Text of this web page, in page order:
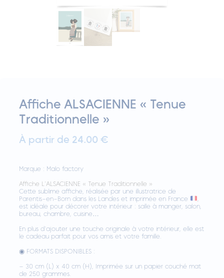
Affiche ALSACIENNE « Tenue
Traditionnelle »
À partir de 24.00 €
Marque : Malo factory
Affiche L’ALSACIENNE « Tenue Traditionnelle »
Cette sublime affiche, réalisée par une illustratrice de
Parentis-en-Born dans les Landes et imprimée en France
est idéale pour décorer votre intérieur : salle à manger, salon,
bureau, chambre, cuisine…
En plus d’ajouter une touche originale à votre intérieur, elle est
le cadeau parfait pour vos amis et votre famille.
◉ FORMATS DISPONIBLES :
– 30 cm (L) x 40 cm (H), Imprimée sur un papier couché mat
de 250 grammes.